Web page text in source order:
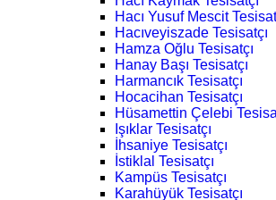
Hacı Yusuf Mescit
Hacıveyiszade Tesisatçı
Hamza Oğlu Tesisatçı
Hanay Başı Tesisatçı
Harmancık Tesisatçı
Hocacihan Tesisatçı
Hüsamettin Çelebi
Işıklar Tesisatçı
İhsaniye Tesisatçı
İstiklal Tesisatçı
Kampüs Tesisatçı
Karahüyük Tesisatçı